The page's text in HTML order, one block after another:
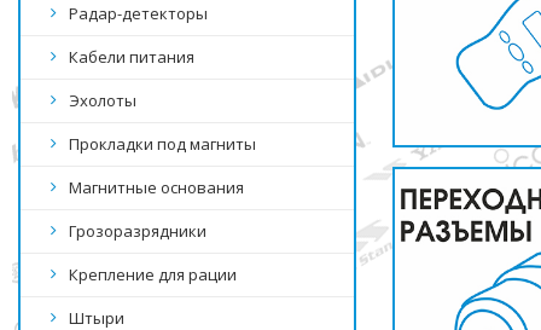
Радар-детекторы
Кабели питания
Эхолоты
Прокладки под магниты
Магнитные основания
Грозоразрядники
Крепление для рации
Штыри